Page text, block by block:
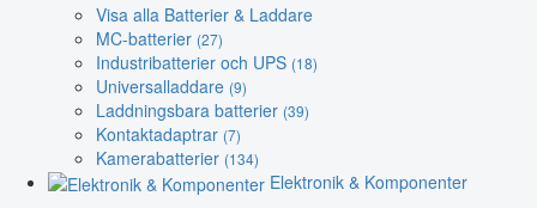
Visa alla Batterier & Laddare
MC-batterier (27)
Industribatterier och UPS (18)
Universalladdare (9)
Laddningsbara batterier (39)
Kontaktadaptrar (7)
Kamerabatterier (134)
Elektronik & Komponenter